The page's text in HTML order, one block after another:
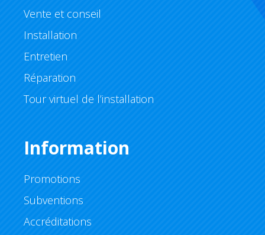
Vente et conseil
Installation
Entretien
Réparation
Tour virtuel de l’installation
Information
Promotions
Subventions
Accréditations